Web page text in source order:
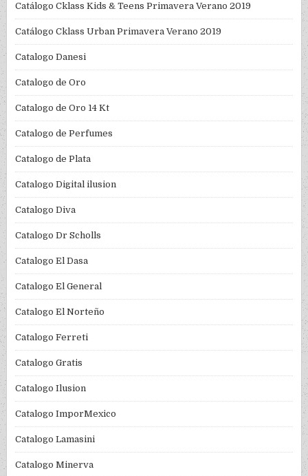
Catálogo Cklass Kids & Teens Primavera Verano 2019
Catálogo Cklass Urban Primavera Verano 2019
Catalogo Danesi
Catalogo de Oro
Catalogo de Oro 14 Kt
Catalogo de Perfumes
Catalogo de Plata
Catalogo Digital ilusion
Catalogo Diva
Catalogo Dr Scholls
Catalogo El Dasa
Catalogo El General
Catalogo El Norteño
Catalogo Ferreti
Catalogo Gratis
Catalogo Ilusion
Catalogo ImporMexico
Catalogo Lamasini
Catalogo Minerva